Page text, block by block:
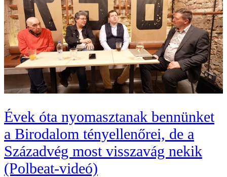
Évek óta nyomasztanak bennünket
a Birodalom tényellenőrei, de a
Századvég most visszavág nekik
(Polbeat-videó)